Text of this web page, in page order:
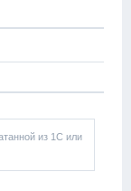
из 1С или